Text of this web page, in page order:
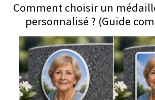
Comment choisir un
personnalisé ? (Guide